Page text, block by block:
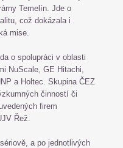
Temelín. Jde o
což dokázala i
mise.
o spolupráci v oblasti
NuScale, GE Hitachi,
a Holtec. Skupina ČEZ
činností či
firem
Řež.
a po jednotlivých